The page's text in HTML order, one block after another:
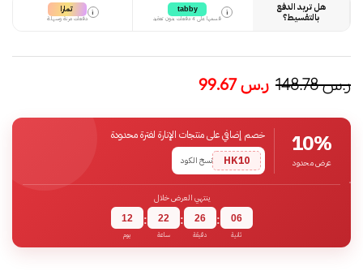
هل تريد الدفع
بالتقسيط؟
i
tabby
قسمها على 4 دفعات بدون تعقيد
i تمارا
دفعات مرنة وسهلة
ر.س148.78 ر.س99.67
10%
عرض محدود
خصم إضافي على منتجات الإنارة لفترة محدودة
HK10
نسخ الكود
ينتهي العرض خلال
12
يوم
: 22
ساعة
: 26
دقيقة
: 05
ثانية